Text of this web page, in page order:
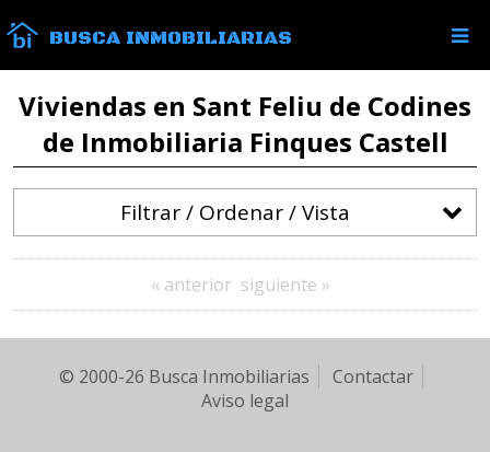
BUSCA INMOBILIARIAS
Viviendas en Sant Feliu de Codines
de Inmobiliaria Finques Castell
Filtrar / Ordenar / Vista
« anterior siguiente »
© 2000-26 Busca Inmobiliarias
Contactar
Aviso legal